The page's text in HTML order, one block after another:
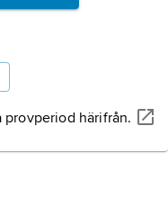
provperiod härifrån.